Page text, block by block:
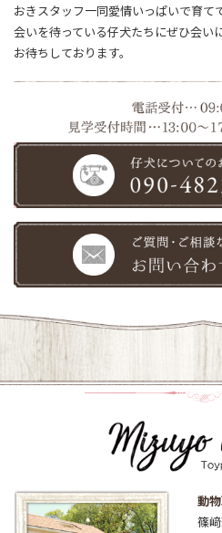
おきスタッフ一同愛情いっぱいで育て
会いを待っている仔犬たちにぜひ会い
お待ちしております。
動
篠